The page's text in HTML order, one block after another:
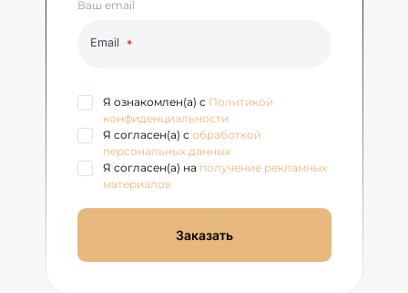
Ваш email
Email
Я ознакомлен(а) с Политикой
конфиденциальности
Я согласен(а) с обработкой
персональных данных
Я согласен(а) на получение рекламных
материалов
Заказать